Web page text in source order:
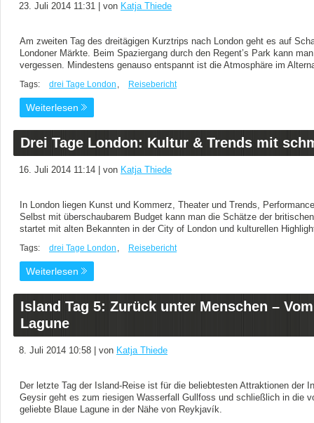
23. Juli 2014 11:31 | von Katja Thiede
Am zweiten Tag des dreitägigen Kurztrips nach London geht es auf
Londoner Märkte. Beim Spaziergang durch den Regent’s Park kann
vergessen. Mindestens genauso entspannt ist die Atmosphäre im
Tags: drei Tage London , Reisebericht
Weiterlesen
Drei Tage London: Kultur & Trends mit
16. Juli 2014 11:14 | von Katja Thiede
In London liegen Kunst und Kommerz, Theater und Trends,
Selbst mit überschaubarem Budget kann man die Schätze der
startet mit alten Bekannten in der City of London und kulturellen
Tags: drei Tage London , Reisebericht
Weiterlesen
Island Tag 5: Zurück unter Menschen –
Lagune
8. Juli 2014 10:58 | von Katja Thiede
Der letzte Tag der Island-Reise ist für die beliebtesten Attraktionen der
Geysir geht es zum riesigen Wasserfall Gullfoss und schließlich in die
geliebte Blaue Lagune in der Nähe von Reykjavík.